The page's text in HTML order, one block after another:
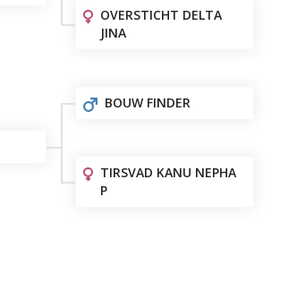
OVERSTICHT DELTA
JINA
BOUW FINDER
TIRSVAD KANU NEPHA
P